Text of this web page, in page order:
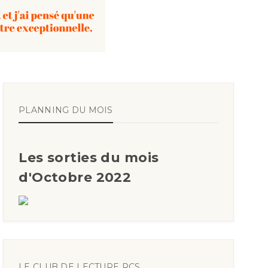
PLANNING DU MOIS
Les sorties du mois
d'Octobre 2022